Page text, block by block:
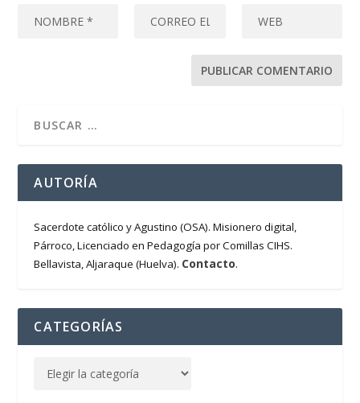
AUTORÍA
Sacerdote católico y Agustino (OSA). Misionero digital,
Párroco, Licenciado en Pedagogía por Comillas CIHS.
Bellavista, Aljaraque (Huelva). Contacto.
CATEGORÍAS